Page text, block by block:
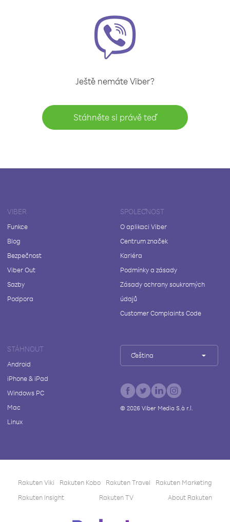
Ještě nemáte Viber?
Stáhněte si právě teď
VIBER
Funkce
Blog
Bezpečnost
Viber Out
Sazby
Podpora
SPOLEČNOST
O aplikaci Viber
Centrum značek
Kariéra
Podmínky a zásady
Zásady ochrany soukromých
údajů
Customer Complaints Code
STÁHNOUT
Android
iPhone & iPad
Windows PC
Mac
Linux
Čeština
© 2026Viber Media S.à r.l.
Rakuten Viki Rakuten Kobo Rakuten Travel
Rakuten Marketing
Rakuten Insight
Rakuten TV About Rakuten